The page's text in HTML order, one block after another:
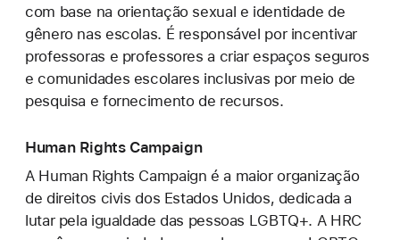
com base na orientação sexual e identidade de
gênero nas escolas. É responsável por incentivar
professoras e professores a criar espaços seguros
e comunidades escolares inclusivas por meio de
pesquisa e fornecimento de recursos.
Human Rights Campaign
A Human Rights Campaign é a maior organização
de direitos civis dos Estados Unidos, dedicada a
lutar pela igualdade das pessoas LGBTQ+. A HRC